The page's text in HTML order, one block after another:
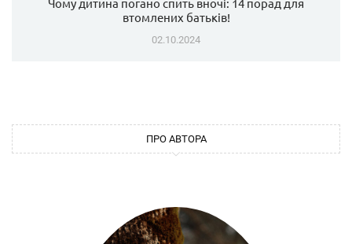
втомлених батьків!
02.10.2024
ПРО АВТОРА